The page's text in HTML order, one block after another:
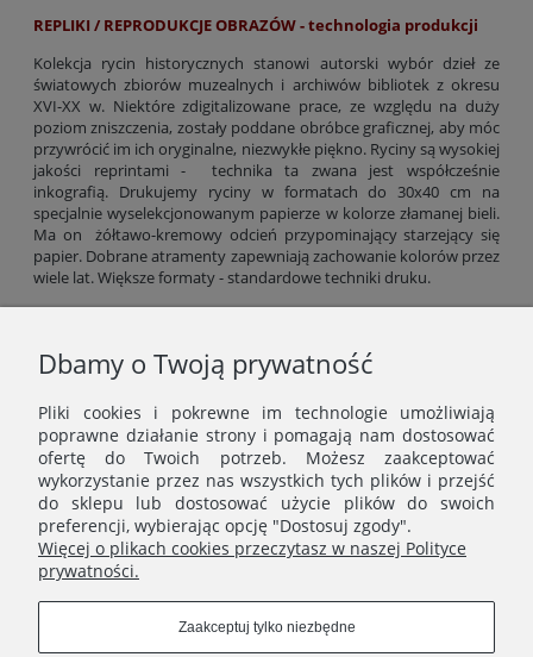
REPLIKI / REPRODUKCJE OBRAZÓW - technologia produkcji
Kolekcja rycin historycznych stanowi autorski wybór dzieł ze
światowych zbiorów muzealnych i archiwów bibliotek z okresu
XVI-XX w. Niektóre zdigitalizowane prace, ze względu na duży
poziom zniszczenia, zostały poddane obróbce graficznej, aby móc
przywrócić im ich oryginalne, niezwykłe piękno. Ryciny są wysokiej
jakości reprintami - technika ta zwana jest współcześnie
inkografią. Drukujemy ryciny w formatach do 30x40 cm na
specjalnie wyselekcjonowanym papierze w kolorze złamanej bieli.
Ma on żółtawo-kremowy odcień przypominający starzejący się
papier. Dobrane atramenty zapewniają zachowanie kolorów przez
wiele lat. Większe formaty - standardowe techniki druku.
Odbiór kolorów rycin zależy od ustawień jasności ekranu, dlatego
prezentowanej na zdjęciach.
MENU
Dbamy o Twoją prywatność
Pliki cookies i pokrewne im technologie umożliwiają
poprawne działanie strony i pomagają nam dostosować
ofertę do Twoich potrzeb. Możesz zaakceptować
wykorzystanie przez nas wszystkich tych plików i przejść
do sklepu lub dostosować użycie plików do swoich
preferencji, wybierając opcję "Dostosuj zgody".
Więcej o plikach cookies przeczytasz w naszej Polityce
prywatności.
Zaakceptuj tylko niezbędne